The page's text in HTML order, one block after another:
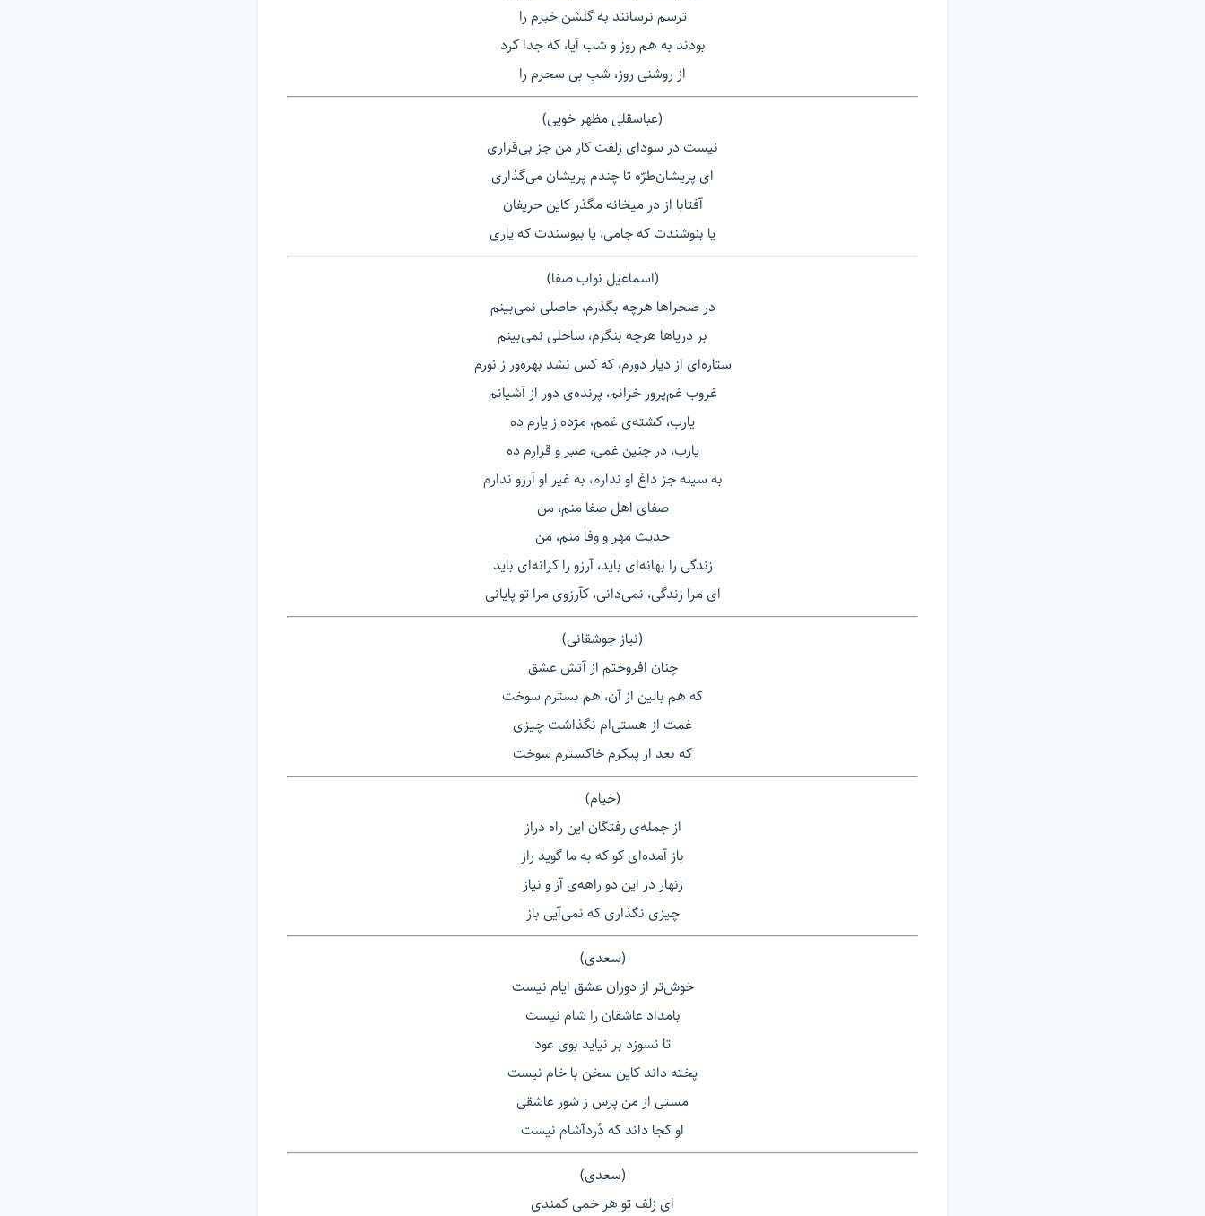
ترسم نرسانند به گلشن خبرم را
بودند به هم روز و شب آیا، که جدا کرد
از روشنی روز، شبِ بی سحرم را
(عباسقلی مظهر خویی)
نیست در سودای زلفت کار من جز بی‌قراری
ای پریشان‌طرّه تا چندم پریشان می‌گذاری
آفتابا از در میخانه مگذر کاین حریفان
یا بنوشندت که جامی، یا ببوسندت که یاری
(اسماعیل نواب صفا)
در صحراها هرچه بگذرم، حاصلی نمی‌بینم
بر دریاها هرچه بنگرم، ساحلی نمی‌بینم
ستاره‌ای از دیار دورم، که کس نشد بهره‌ور ز نورم
غروب غم‌پرور خزانم، پرنده‌ی دور از آشیانم
یارب، کشته‌ی غمم، مژده ز یارم ده
یارب، در چنین غمی، صبر و قرارم ده
به سینه جز داغ او ندارم، به غیر او آرزو ندارم
صفای اهل صفا منم، من
حدیث مهر و وفا منم، من
زندگی را بهانه‌ای باید، آرزو را کرانه‌ای باید
ای مرا زندگی، نمی‌دانی، کآرزوی مرا تو پایانی
(نیاز جوشقانی)
چنان افروختم از آتش عشق
که هم بالین از آن، هم بسترم سوخت
غمت از هستی‌ام نگذاشت چیزی
که بعد از پیکرم خاکسترم سوخت
(خیام)
از جمله‌ی رفتگان این راه دراز
باز آمده‌ای کو که به ما گوید راز
زنهار در این دو راهه‌ی آز و نیاز
چیزی نگذاری که نمی‌آیی باز
(سعدی)
خوش‌تر از دوران عشق ایام نیست
بامداد عاشقان را شام نیست
تا نسوزد بر نیاید بوی عود
پخته داند کاین سخن با خام نیست
مستی از من پرس ز شور عاشقی
او کجا داند که دُردآشام نیست
(سعدی)
ای زلف تو هر خمی کمندی